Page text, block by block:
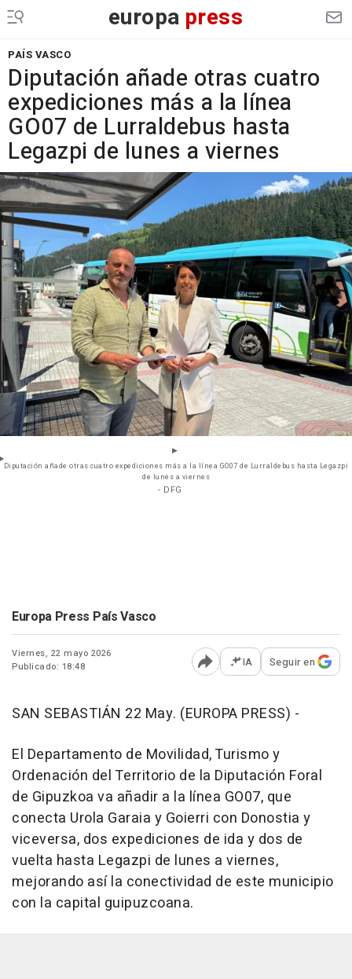
europa press
PAÍS VASCO
Diputación añade otras cuatro
expediciones más a la línea
GO07 de Lurraldebus hasta
Legazpi de lunes a viernes
Diputación añade otras cuatro expediciones más a la línea GO07 de Lurraldebus hasta Legazpi
de lunes a viernes
- DFG
Europa Press País Vasco
Viernes, 22 mayo 2026
Publicado: 18:48
Abrir opciones para
IA Seguir en
SAN SEBASTIÁN 22 May. (EUROPA PRESS) -
El Departamento de Movilidad, Turismo y
Ordenación del Territorio de la Diputación Foral
de Gipuzkoa va añadir a la línea GO07, que
conecta Urola Garaia y Goierri con Donostia y
viceversa, dos expediciones de ida y dos de
vuelta hasta Legazpi de lunes a viernes,
mejorando así la conectividad de este municipio
con la capital guipuzcoana.